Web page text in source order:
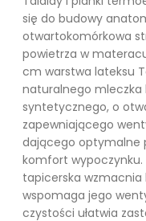
się do budowy
otwartokomórkowa
powietrza w
cm warstwa lateksu
naturalnego mleczka
syntetycznego, o
zapewniającego
dającego optymalne
komfort
tapicerska
wspomaga jego
czystości ułatwia